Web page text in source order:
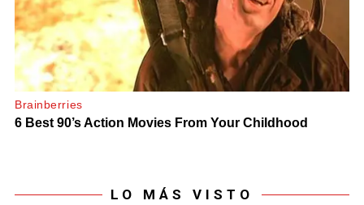
LO MÁS VISTO